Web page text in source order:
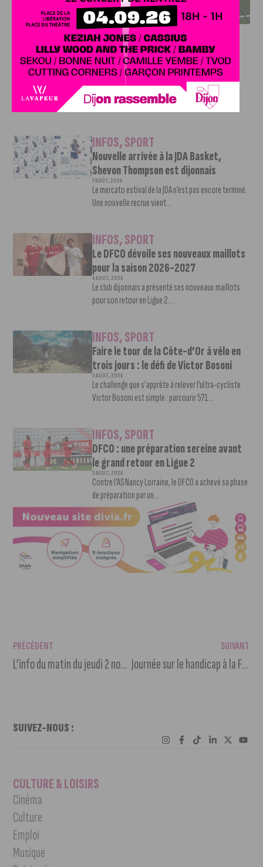
L’ARTISAN DE LA MONTÉE EN LIGUE 2
INFOS,SPORT
DFCO : Rencontre avec Pierre-Henri
Deballon, l’artisan de la montée en
Ligue 2
Le DFCO est de retour en Ligue 2 après trois ans
d’absence. La saison...
INFOS,SPORT
Nouvelle arrivée à la JDA Basket,
Shevon Thompson est dijonnais
7 AOÛT, 2026
Le mercato estival de la JDA n’est pas encore terminé.
Une nouvelle recrue vient...
INFOS,SPORT
Le DFCO dévoile ses nouveaux maillots
pour la saison 2026-2027
6 AOÛT, 2026
Le club dijonnais a présenté ses nouveaux maillots
pour son retour en Ligue 2....
INFOS,SPORT
Faire le tour de la Côte-d’Or à vélo en
trois jours : le défi de Victor Bosoni
5 AOÛT, 2026
Le challenge que s’apprête à relever l’ultra-cycliste
Victor Bosoni est simple : parcourir 571...
INFOS,SPORT
DFCO : une préparation sereine avant
le grand retour en Ligue 2
3 AOÛT, 2026
Contre l’AS Nancy Lorraine, le DFCO a achevé sa phase
de préparation par un...
PRÉCÉDENT
L’info du matin du jeudi 2 novembre 2023
SUIVANT
Journée sur le handicap à la Foire de Dijon
SUIVEZ-NOUS :
CULTURE & LOISIRS
Cinéma
Culture
Emploi
Musique